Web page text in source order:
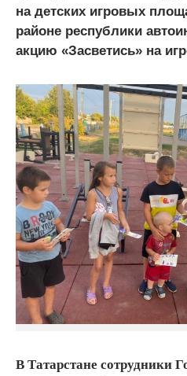
на детских игровых
районе республики
акцию «Засветись» на
В Татарстане сотрудники